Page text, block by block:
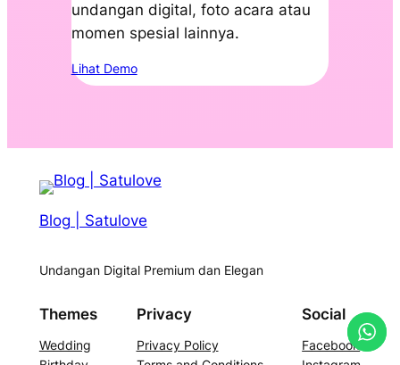
undangan digital, foto acara atau
momen spesial lainnya.
Lihat Demo
Blog | Satulove
Undangan Digital Premium dan Elegan
Themes
Wedding
Privacy
Privacy Policy
Social
Facebook